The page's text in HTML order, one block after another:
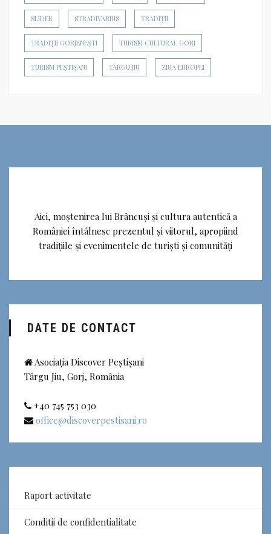
SLIDER STRADIVARIUS TRADIȚII
TRADIȚII GORJENEȘTI TURISM CULTURAL GORJ
TURISM PEȘTIȘANI TÂRGU JIU ZIUA EUROPEI
Aici, moștenirea lui Brâncuși și cultura autentică a
României întâlnesc prezentul și viitorul, apropiind
tradițiile și evenimentele de turiști și comunități
DATE DE CONTACT
Asociația Discover Peștișani
Târgu Jiu, Gorj, România
+40 745 753 030
office@discoverpestisani.ro
Raport activitate
Conditii de confidentialitate